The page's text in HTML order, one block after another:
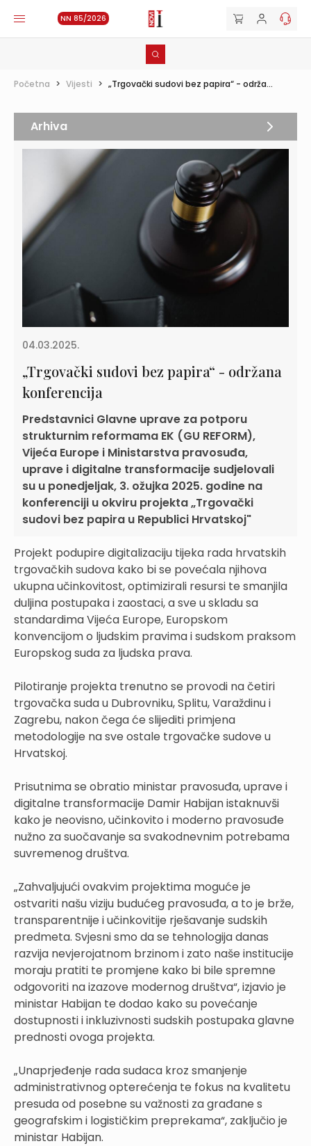
NN 85/2026
Početna > Vijesti > „Trgovački sudovi bez papira“ - održa...
04.03.2025.
„Trgovački sudovi bez papira“ - održana
konferencija
Predstavnici Glavne uprave za potporu
strukturnim reformama EK (GU REFORM),
Vijeća Europe i Ministarstva pravosuđa,
uprave i digitalne transformacije sudjelovali
su u ponedjeljak, 3. ožujka 2025. godine na
konferenciji u okviru projekta „Trgovački
sudovi bez papira u Republici Hrvatskoj"
Projekt podupire digitalizaciju tijeka rada hrvatskih
trgovačkih sudova kako bi se povećala njihova
ukupna učinkovitost, optimizirali resursi te smanjila
duljina postupaka i zaostaci, a sve u skladu sa
standardima Vijeća Europe, Europskom
konvencijom o ljudskim pravima i sudskom praksom
Europskog suda za ljudska prava.
Pilotiranje projekta trenutno se provodi na četiri
trgovačka suda u Dubrovniku, Splitu, Varaždinu i
Zagrebu, nakon čega će slijediti primjena
metodologije na sve ostale trgovačke sudove u
Hrvatskoj.
Prisutnima se obratio ministar pravosuđa, uprave i
digitalne transformacije Damir Habijan istaknuvši
kako je neovisno, učinkovito i moderno pravosuđe
nužno za suočavanje sa svakodnevnim potrebama
suvremenog društva.
„Zahvaljujući ovakvim projektima moguće je
ostvariti našu viziju budućeg pravosuđa, a to je brže,
transparentnije i učinkovitije rješavanje sudskih
predmeta. Svjesni smo da se tehnologija danas
razvija nevjerojatnom brzinom i zato naše institucije
moraju pratiti te promjene kako bi bile spremne
odgovoriti na izazove modernog društva“, izjavio je
ministar Habijan te dodao kako su povećanje
dostupnosti i inkluzivnosti sudskih postupaka glavne
prednosti ovoga projekta.
„Unaprjeđenje rada sudaca kroz smanjenje
administrativnog opterećenja te fokus na kvalitetu
presuda od posebne su važnosti za građane s
geografskim i logističkim preprekama“, zaključio je
ministar Habijan.
Arhiva